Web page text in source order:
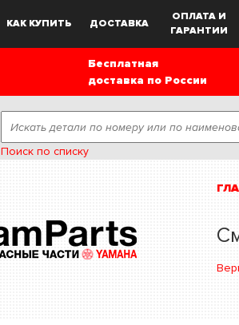
КАК КУПИТЬ ДОСТАВКА
ОПЛАТА И
ГАРАНТИИ
Бесплатная
доставка по России
Поиск по списку